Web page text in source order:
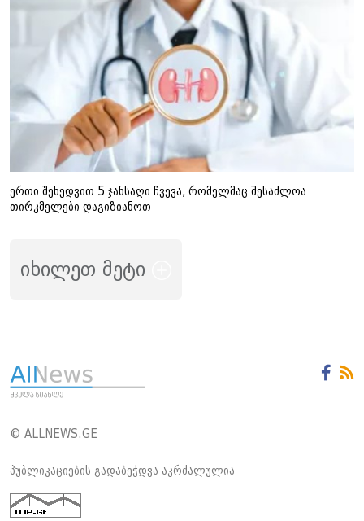
ერთი შეხედვით 5 ჯანსაღი ჩვევა, რომელმაც შესაძლოა
თირკმელები დაგიზიანოთ
იხილეთ მეტი
© ALLNEWS.GE
პუბლიკაციების გადაბეჭდვა აკრძალულია